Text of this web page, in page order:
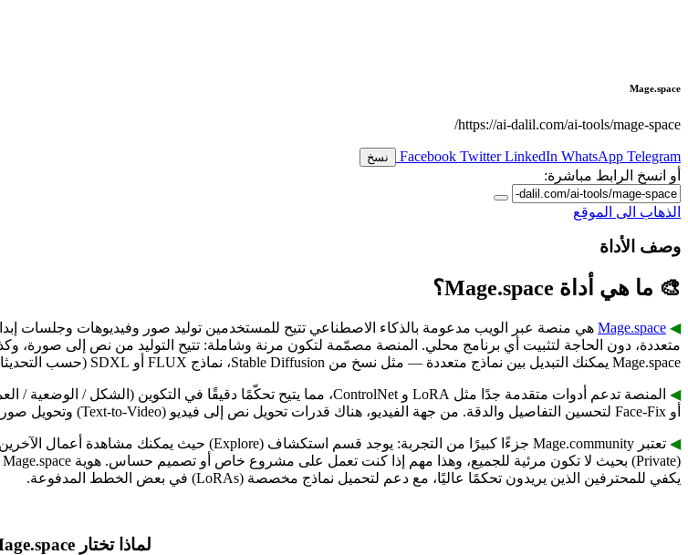
Mage.space
https://ai-dalil.com/ai-tools/mage-space/
Facebook Twitter LinkedIn WhatsApp Telegram نسخ
أو انسخ الرابط مباشرة:
الذهاب الى الموقع
وصف الأداة
🎨 ما هي أداة Mage.space؟
◀︎
Mage.space
Mage.space يمكنك التبديل بين نماذج متعددة — مثل نسخ من Stable Diffusion، نماذج FLUX أو SDXL (حسب التحديثات)، وهو ما يمنحك خيارات واسعة جدًا من حيث الأسلوب والجودة.
◀︎
أو Face-Fix لتحسين التفاصيل والدقة. من جهة الفيديو، هناك قدرات تحويل نص إلى فيديو (Text-to-Video) وتحويل صور إلى فيديو (Image-to-Video) في بعض الأحيان أو في بيتا، حسب المصادر.
◀︎
يكفي للمحترفين الذين يريدون تحكمًا عاليًا، مع دعم لتحميل نماذج مخصصة (LoRAs) في بعض الخطط المدفوعة.
لماذا تختار Mage.space؟